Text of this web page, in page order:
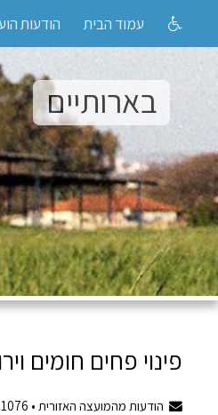
עמוד הבית הודעות
בארותיים
פינוי פחים חומים
הודעות מהמועצה האזורית • 1076